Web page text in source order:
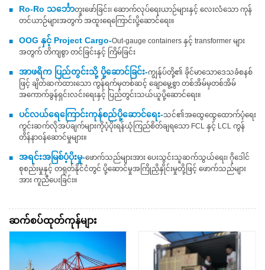
■ Ro-Ro သင်္ဘောတူးဖော်ခြင်း၊ ဆောက်လုပ်ရေးယာဉ်များနှင့် လေးလံသော ကုန်
တင်ယာဉ်များအတွက် အထူးရေကြောင်းပို့ဆောင်ရေး။
■ OOG နှင့် Project Cargo-Out-gauge containers နှင့် transformer များ
အတွက် တိကျစွာ တင်ခြင်းနှင့် ကြိမ်ခြင်း
■ အာဖရိက ပြည်တွင်းသို့ ပို့ဆောင်ခြင်း-ကျွန်ုပ်တို့၏ ခိုင်မာသောဒေသခံစနစ်
ဖြင့် ချိတ်ဆက်ထားသော ကွန်ရက်မှတစ်ဆင့် ချောမွေ့စွာ တစ်အိမ်မှတစ်အိမ်
အကောက်ခွန်ရှင်းလင်းရေးနှင့် ပြည်တွင်းသယ်ယူပို့ဆောင်ရေး။
■ ပင်လယ်ရေကြောင်းကုန်စည်ပို့ဆောင်ရေး-သင်၏အထွေထွေထောက်ပံ့ရေး
ကွင်းဆက်လိုအပ်ချက်များကိုပံ့ပိုးရန်ယုံကြည်စိတ်ချရသော FCL နှင့် LCL ကွန်
တိန်နာဝန်ဆောင်မှုများ။
■ အရင်းအမြစ်ပံ့ပိုးမှု-ဖောက်သည်များအား ပေးသွင်းသူဆက်သွယ်ရေး၊ ဂိုဒေါင်
စုစည်းမှုနှင့် တရုတ်နိုင်ငံတွင် ပို့ဆောင်မှုအကြိုညှိနှိုင်းမှုတို့ဖြင့် ဖောက်သည်များ
အား ကူညီပေးခြင်း။
ဆက်စပ်ထုတ်ကုန်များ